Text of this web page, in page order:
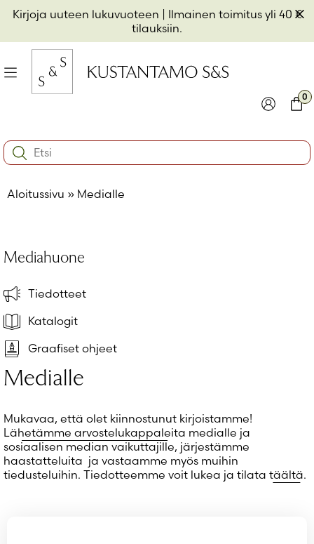
Kirjoja uuteen lukuvuoteen | Ilmainen toimitus yli 40 €
tilauksiin.
Hyppää
sisältöön
Valikko
Muista minut
Salasana unohtunut?
Eikö sinulla ole tiliä?
Luo uusi tili
0
Search:
Aloitussivu » Medialle
Mediahuone
Tiedotteet
Katalogit
Graafiset ohjeet
Medialle
Mukavaa, että olet kiinnostunut kirjoistamme!
Lähetämme arvostelukappaleita medialle ja
sosiaalisen median vaikuttajille, järjestämme
haastatteluita ja vastaamme myös muihin
tiedusteluihin. Tiedotteemme voit lukea ja tilata täältä.